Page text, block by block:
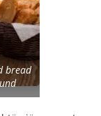
bread